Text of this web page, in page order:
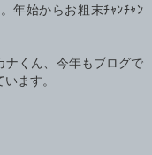
年始からお粗末ﾁｬﾝﾁｬﾝ
ナくん、今年もブログで
ます。